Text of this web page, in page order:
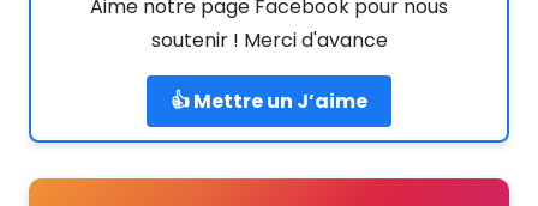
Aime notre page Facebook pour nous
soutenir ! Merci d'avance
👍 Mettre un J’aime